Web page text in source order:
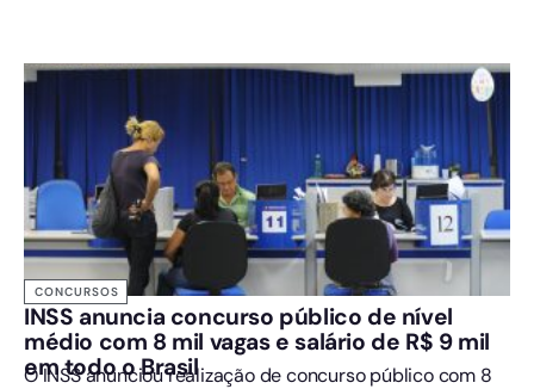
CONCURSOS
INSS anuncia concurso público de nível
médio com 8 mil vagas e salário de R$ 9 mil
em todo o Brasil
O INSS anunciou realização de concurso público com 8